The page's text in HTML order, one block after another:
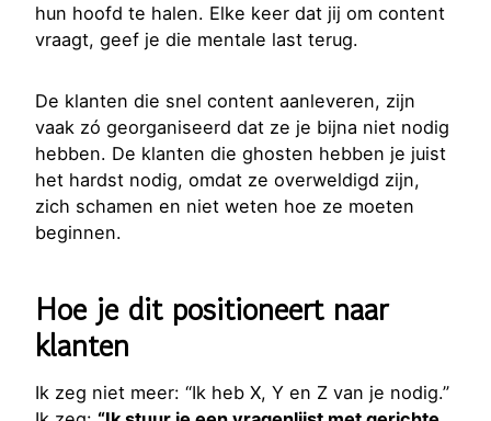
hun hoofd te halen. Elke keer dat jij om content
vraagt, geef je die mentale last terug.
De klanten die snel content aanleveren, zijn
vaak zó georganiseerd dat ze je bijna niet nodig
hebben. De klanten die ghosten hebben je juist
het hardst nodig, omdat ze overweldigd zijn,
zich schamen en niet weten hoe ze moeten
beginnen.
Hoe je dit positioneert naar
klanten
Ik zeg niet meer: “Ik heb X, Y en Z van je nodig.”